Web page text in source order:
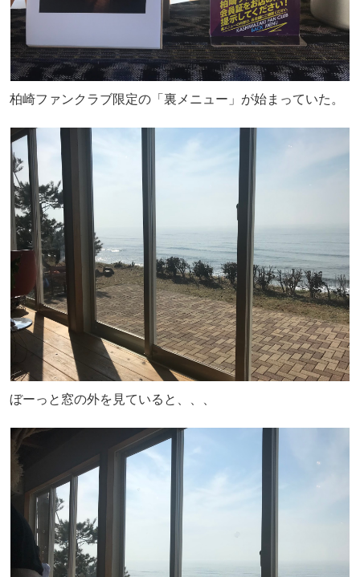
柏崎ファンクラブ限定の「裏メニュー」が始まっていた。
ぼーっと窓の外を見ていると、、、